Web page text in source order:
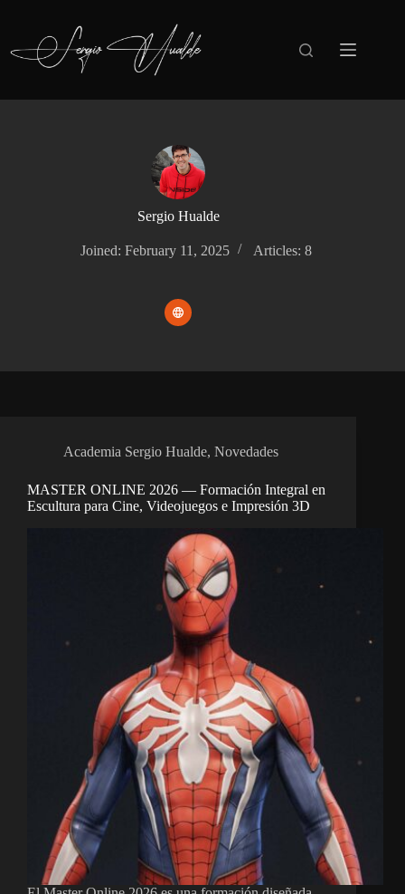
content
Sergio Hualde
Joined: February 11, 2025 Articles: 8
Academia Sergio Hualde, Novedades
MASTER ONLINE 2026 — Formación Integral en
Escultura para Cine, Videojuegos e Impresión 3D